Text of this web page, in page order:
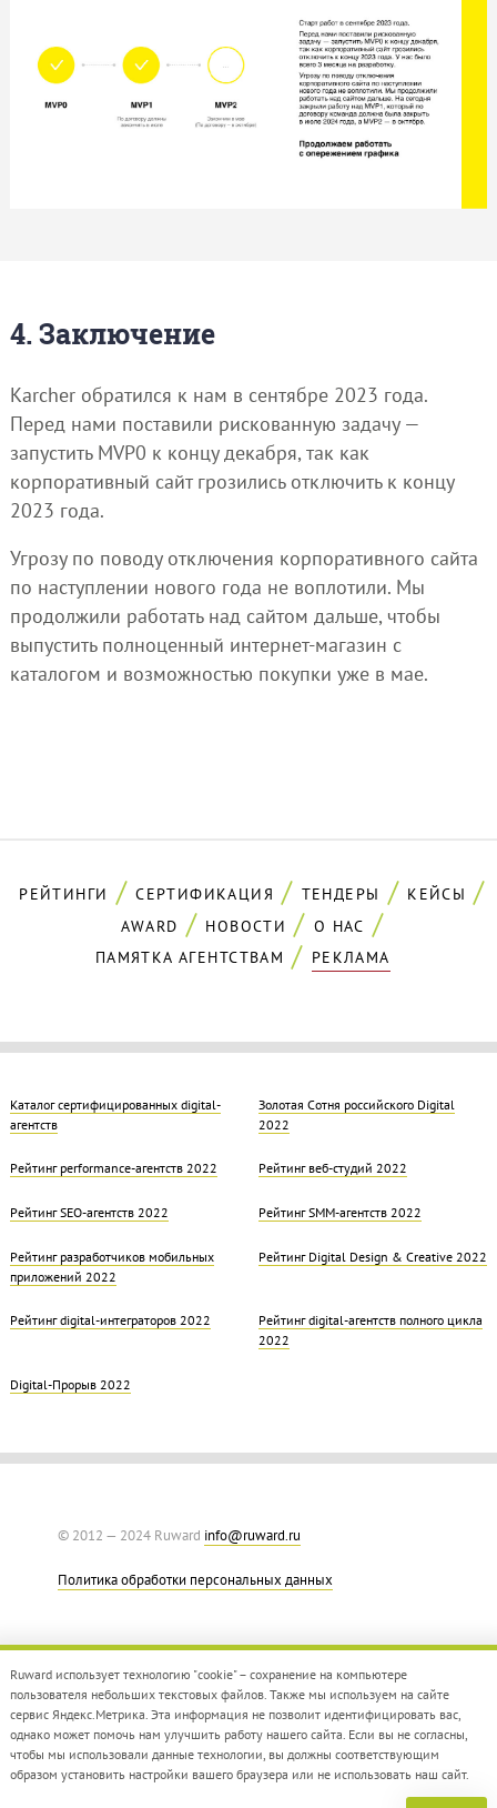
4. Заключение
Karcher обратился к нам в сентябре 2023 года.
Перед нами поставили рискованную задачу —
запустить MVP0 к концу декабря, так как
корпоративный сайт грозились отключить к концу
2023 года.
Угрозу по поводу отключения корпоративного сайта
по наступлении нового года не воплотили. Мы
продолжили работать над сайтом дальше, чтобы
выпустить полноценный интернет-магазин с
каталогом и возможностью покупки уже в мае.
РЕЙТИНГИ СЕРТИФИКАЦИЯ ТЕНДЕРЫ
КЕЙСЫ
AWARD
НОВОСТИ
О НАС
ПАМЯТКА АГЕНТСТВАМ
РЕКЛАМА
Каталог сертифицированных digital-
агентств
Золотая Cотня российского Digital
2022
Рейтинг performance-агентств 2022 Рейтинг веб-студий 2022
Рейтинг SEO-агентств 2022 Рейтинг SMM-агентств 2022
Рейтинг разработчиков мобильных
приложений 2022
Рейтинг Digital Design & Creative 2022
Рейтинг digital-интеграторов 2022
Рейтинг digital-агентств полного цикла
2022
Digital-Прорыв 2022
© 2012 — 2024 Ruward info@ruward.ru
Политика обработки персональных данных
Дизайн –Red Collar
Создание сайта –Integrate
Ruward использует технологию "cookie" – сохранение на компьютере
пользователя небольших текстовых файлов. Также мы используем на сайте
сервис Яндекс.Метрика. Эта информация не позволит идентифицировать вас,
однако может помочь нам улучшить работу нашего сайта. Если вы не согласны,
чтобы мы использовали данные технологии, вы должны соответствующим
образом установить настройки вашего браузера или не использовать наш сайт.